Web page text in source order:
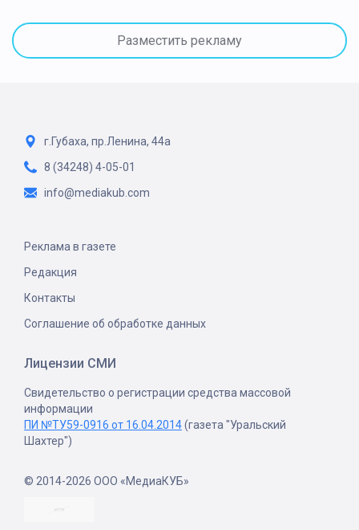
Разместить рекламу
г.Губаха, пр.Ленина, 44а
8 (34248) 4-05-01
info@mediakub.com
Реклама в газете
Редакция
Контакты
Соглашение об обработке данных
Лицензии СМИ
Свидетельство о регистрации средства массовой
информации
ПИ №ТУ59-0916 от 16.04.2014(газета "Уральский
Шахтер")
© 2014-2026 ООО «МедиаКУБ»